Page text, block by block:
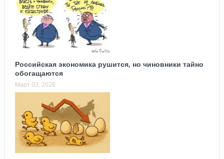
Российская экономика рушится, но чиновники тайно
обогащаются
Март 03, 2026